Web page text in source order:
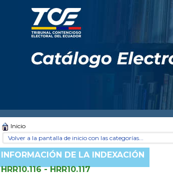
Inicio
Volver a la pantalla de inicio con las categorías...
INFORMACIÓN DE LA INDEXACIÓN
HRR10.116 - HRR10.117